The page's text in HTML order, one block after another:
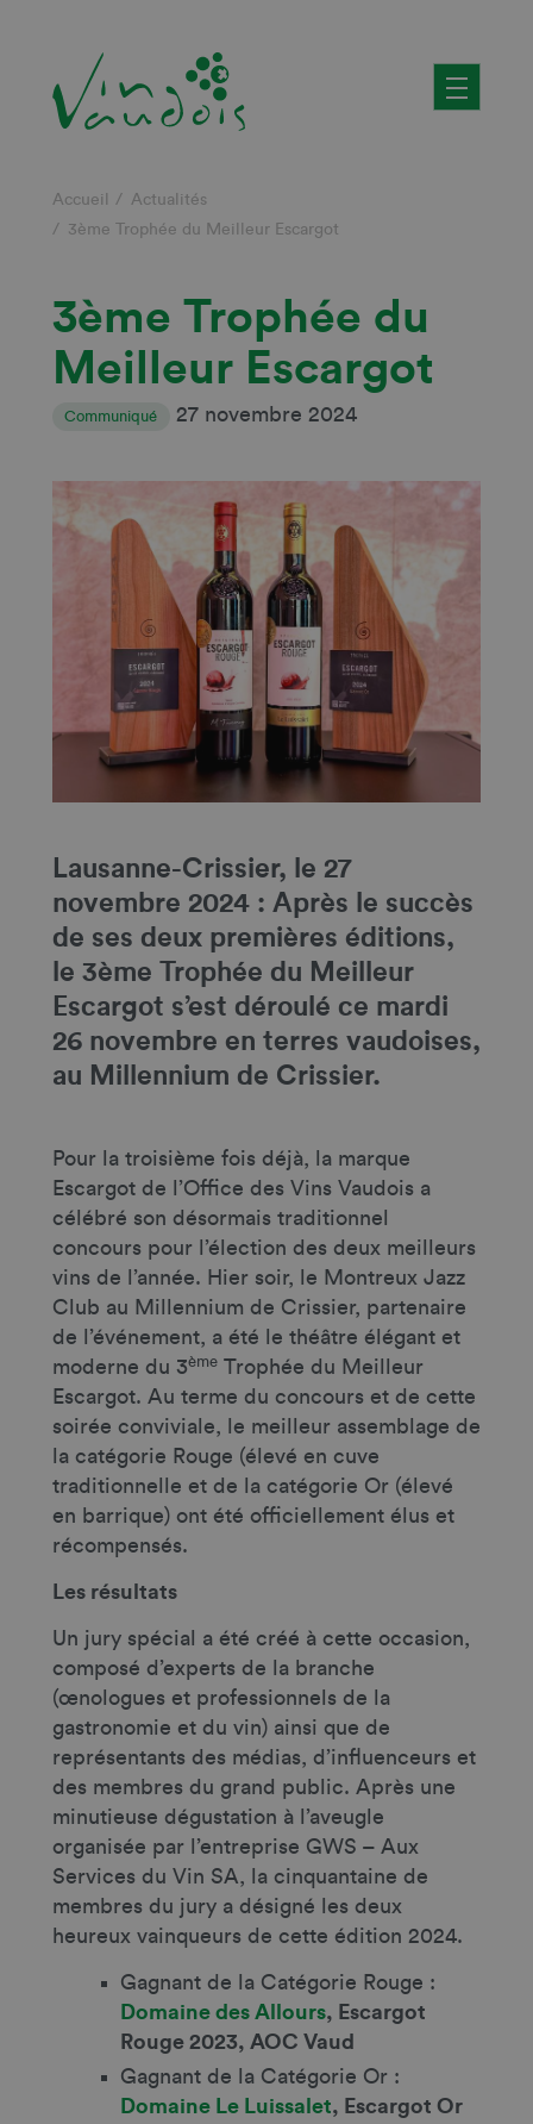
principal
Fil
Accueil
Actualités
3ème Trophée du Meilleur Escargot
3ème Trophée du
Meilleur Escargot
Communiqué 27 novembre 2024
Lausanne-Crissier, le 27
novembre 2024 : Après le succès
de ses deux premières éditions,
le 3ème Trophée du Meilleur
Escargot s’est déroulé ce mardi
26 novembre en terres vaudoises,
au Millennium de Crissier.
Pour la troisième fois déjà, la marque
Escargot de l’Office des Vins Vaudois a
célébré son désormais traditionnel
concours pour l’élection des deux meilleurs
vins de l’année. Hier soir, le Montreux Jazz
Club au Millennium de Crissier, partenaire
de l’événement, a été le théâtre élégant et
moderne du 3èmeTrophée du Meilleur
Escargot. Au terme du concours et de cette
soirée conviviale, le meilleur assemblage de
la catégorie Rouge (élevé en cuve
traditionnelle et de la catégorie Or (élevé
en barrique) ont été officiellement élus et
récompensés.
Les résultats
Un jury spécial a été créé à cette occasion,
composé d’experts de la branche
(œnologues et professionnels de la
gastronomie et du vin) ainsi que de
représentants des médias, d’influenceurs et
des membres du grand public. Après une
minutieuse dégustation à l’aveugle
organisée par l’entreprise GWS – Aux
Services du Vin SA, la cinquantaine de
membres du jury a désigné les deux
heureux vainqueurs de cette édition 2024.
Gagnant de la Catégorie Rouge :
Domaine des Allours, Escargot
Rouge 2023, AOC Vaud
Gagnant de la Catégorie Or :
Domaine Le Luissalet, Escargot Or